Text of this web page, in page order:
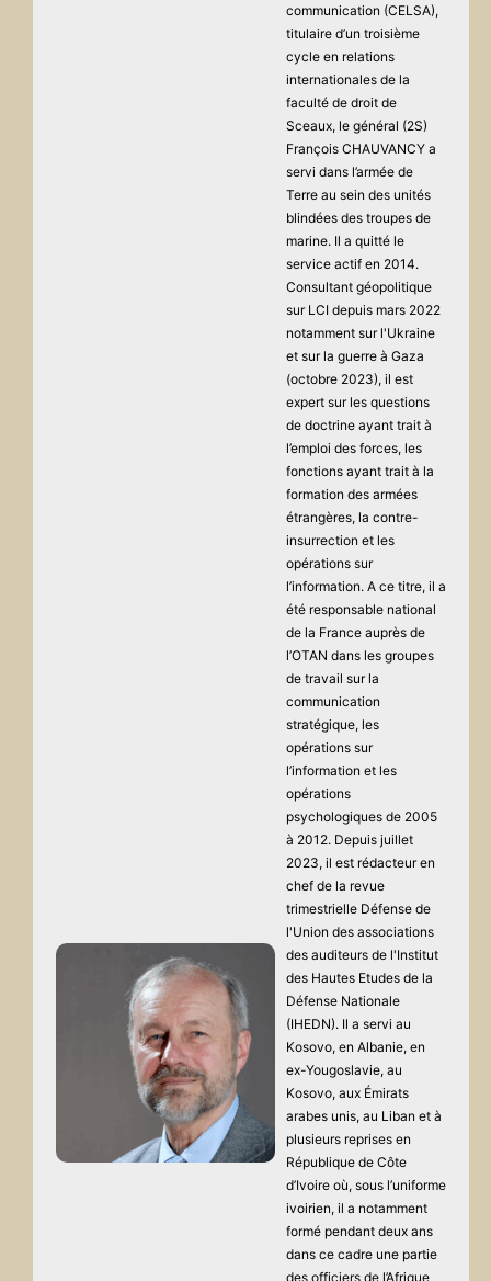
communication (CELSA),
titulaire d’un troisième
cycle en relations
internationales de la
faculté de droit de
Sceaux, le général (2S)
François CHAUVANCY a
servi dans l’armée de
Terre au sein des unités
blindées des troupes de
marine. Il a quitté le
service actif en 2014.
Consultant géopolitique
sur LCI depuis mars 2022
notamment sur l'Ukraine
et sur la guerre à Gaza
(octobre 2023), il est
expert sur les questions
de doctrine ayant trait à
l’emploi des forces, les
fonctions ayant trait à la
formation des armées
étrangères, la contre-
insurrection et les
opérations sur
l’information. A ce titre, il a
été responsable national
de la France auprès de
l’OTAN dans les groupes
de travail sur la
communication
stratégique, les
opérations sur
l’information et les
opérations
psychologiques de 2005
à 2012. Depuis juillet
2023, il est rédacteur en
chef de la revue
trimestrielle Défense de
l'Union des associations
des auditeurs de l'Institut
des Hautes Etudes de la
Défense Nationale
(IHEDN). Il a servi au
Kosovo, en Albanie, en
ex-Yougoslavie, au
Kosovo, aux Émirats
arabes unis, au Liban et à
plusieurs reprises en
République de Côte
d’Ivoire où, sous l’uniforme
ivoirien, il a notamment
formé pendant deux ans
dans ce cadre une partie
des officiers de l’Afrique